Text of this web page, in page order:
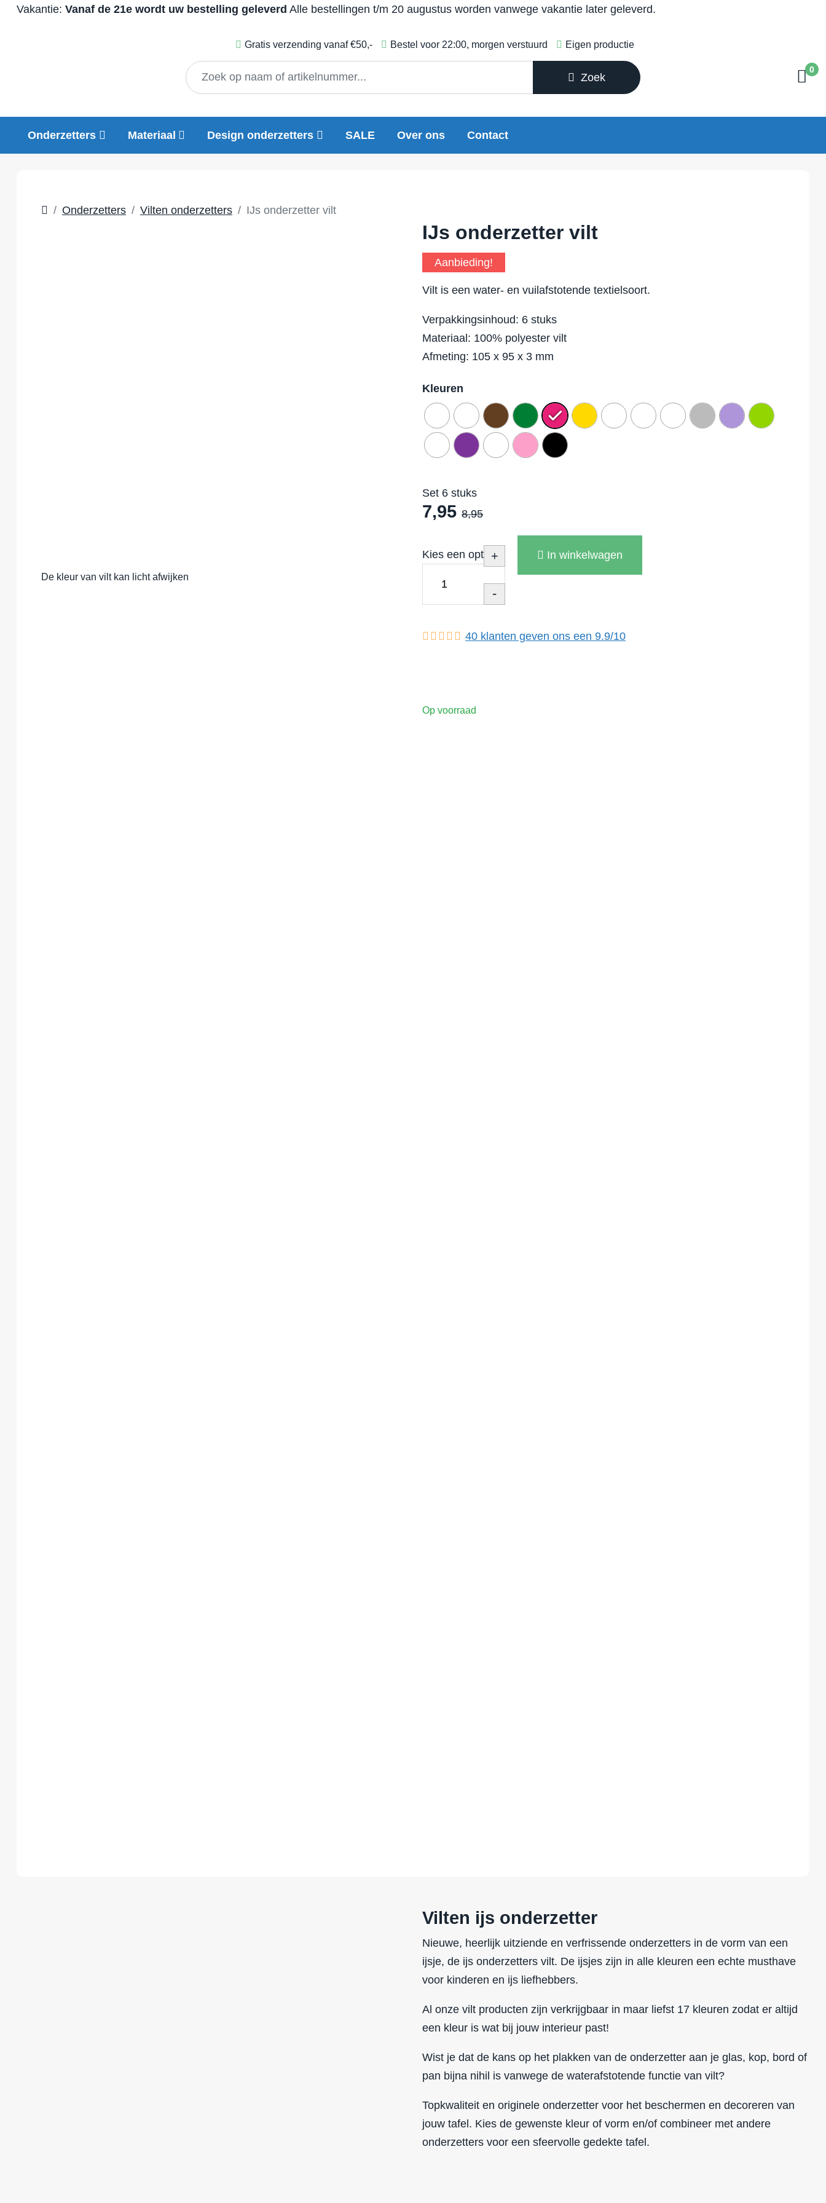
Vakantie: Vanaf de 21e wordt uw bestelling geleverd Alle bestellingen t/m 20 augustus worden vanwege vakantie later geleverd.
Gratis verzending vanaf €50,- Bestel voor 22:00, morgen verstuurd Eigen productie
Zoek
0
Onderzetters Materiaal Design onderzetters SALE Over ons Contact
Onderzetters Vilten onderzetters IJs onderzetter vilt
De kleur van vilt kan licht afwijken
IJs onderzetter vilt
Aanbieding!
Vilt is een water- en vuilafstotende textielsoort.
Verpakkingsinhoud: 6 stuks
Materiaal: 100% polyester vilt
Afmeting: 105 x 95 x 3 mm
Kleuren
Set 6 stuks
7,95 8,95
Kies een optie+
-
In winkelwagen
40 klanten geven ons een 9.9/10
Op voorraad
Vilten ijs onderzetter
Nieuwe, heerlijk uitziende en verfrissende onderzetters in de vorm van een
ijsje, de ijs onderzetters vilt. De ijsjes zijn in alle kleuren een echte musthave
voor kinderen en ijs liefhebbers.
Al onze vilt producten zijn verkrijgbaar in maar liefst 17 kleuren zodat er altijd
een kleur is wat bij jouw interieur past!
Wist je dat de kans op het plakken van de onderzetter aan je glas, kop, bord of
pan bijna nihil is vanwege de waterafstotende functie van vilt?
Topkwaliteit en originele onderzetter voor het beschermen en decoreren van
jouw tafel. Kies de gewenste kleur of vorm en/of combineer met andere
onderzetters voor een sfeervolle gedekte tafel.